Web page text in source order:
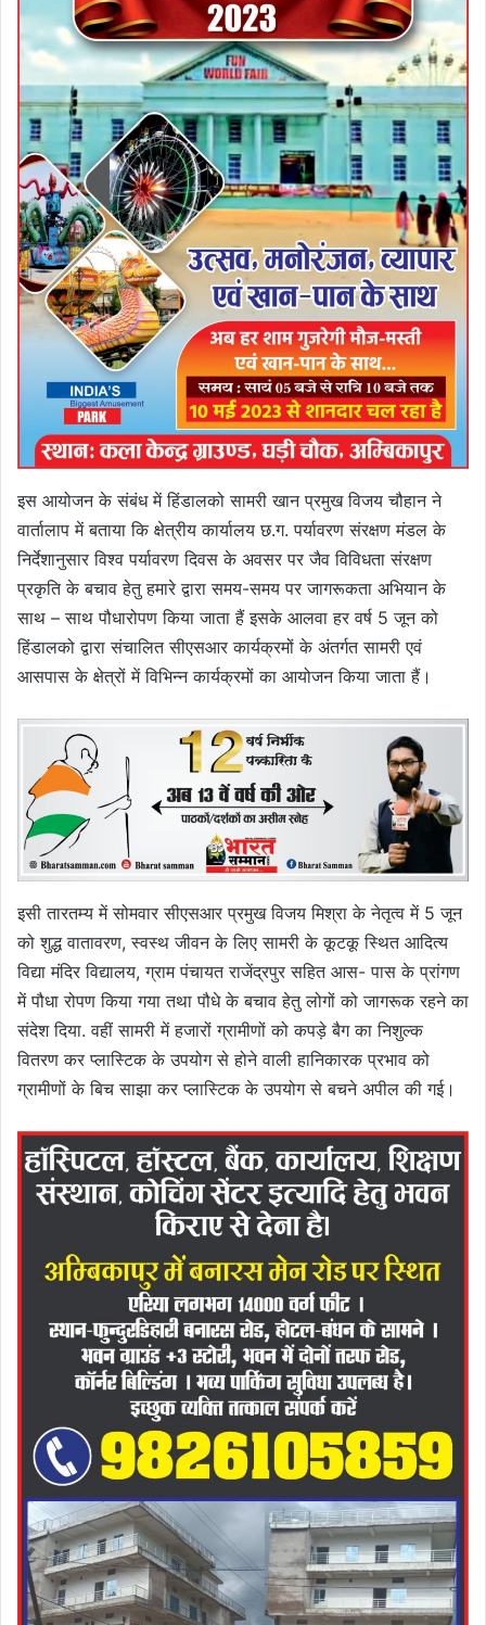
इस आयोजन के संबंध में हिंडालको सामरी खान प्रमुख विजय चौहान ने
वार्तालाप में बताया कि क्षेत्रीय कार्यालय छ.ग. पर्यावरण संरक्षण मंडल के
निर्देशानुसार विश्व पर्यावरण दिवस के अवसर पर जैव विविधता संरक्षण
प्रकृति के बचाव हेतु हमारे द्वारा समय-समय पर जागरूकता अभियान के
साथ – साथ पौधारोपण किया जाता हैं इसके आलवा हर वर्ष 5 जून को
हिंडालको द्वारा संचालित सीएसआर कार्यक्रमों के अंतर्गत सामरी एवं
आसपास के क्षेत्रों में विभिन्न कार्यक्रमों का आयोजन किया जाता हैं।
इसी तारतम्य में सोमवार सीएसआर प्रमुख विजय मिश्रा के नेतृत्व में 5 जून
को शुद्ध वातावरण, स्वस्थ जीवन के लिए सामरी के कूटकू स्थित आदित्य
विद्या मंदिर विद्यालय, ग्राम पंचायत राजेंद्रपुर सहित आस- पास के प्रांगण
में पौधा रोपण किया गया तथा पौधे के बचाव हेतु लोगों को जागरूक रहने का
संदेश दिया. वहीं सामरी में हजारों ग्रामीणों को कपड़े बैग का निशुल्क
वितरण कर प्लास्टिक के उपयोग से होने वाली हानिकारक प्रभाव को
ग्रामीणों के बिच साझा कर प्लास्टिक के उपयोग से बचने अपील की गई।